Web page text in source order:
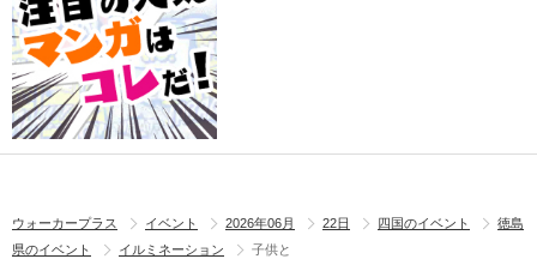
ウォーカープラス イベント 2026年06月 22日 四国のイベント
徳島
県のイベント
イルミネーション 子供と